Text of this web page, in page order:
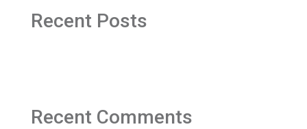
Recent Posts
Recent Comments